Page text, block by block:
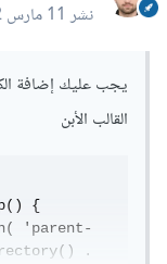
نشر11 مارس 2022
القالب الأبن
{
.